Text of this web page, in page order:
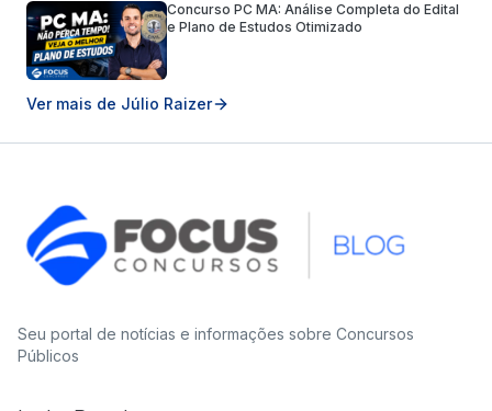
Concurso PC MA: Análise Completa do Edital
e Plano de Estudos Otimizado
Ver mais de Júlio Raizer
Seu portal de notícias e informações sobre Concursos
Públicos